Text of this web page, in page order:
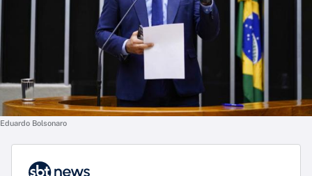
Eduardo Bolsonaro